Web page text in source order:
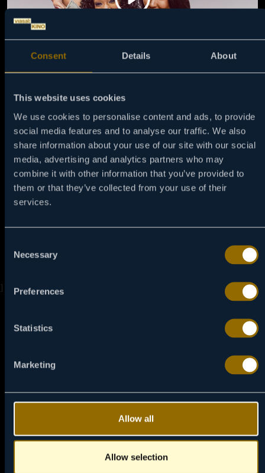
Consent Details About
This website uses cookies
We use cookies to personalise content and ads, to provide
social media features and to analyse our traffic. We also
share information about your use of our site with our social
media, advertising and analytics partners who may
combine it with other information that you’ve provided to
them or that they’ve collected from your use of their
services.
Selection
Necessary
Preferences
Statistics
Marketing
Allow all
Allow selection
ona to vidi kao priliku da se ponovo poveže sa svojim
najboljim prijateljicama Sašom, Lizom i Dinom. Devojke
GDE MOŽETE DA GLEDATE
operatera i na odabranim onlajn servisima. Dostupnost i kvalitet
slike (HD/4K) zavise od vašeg paketa.
]
VIASAT KINO